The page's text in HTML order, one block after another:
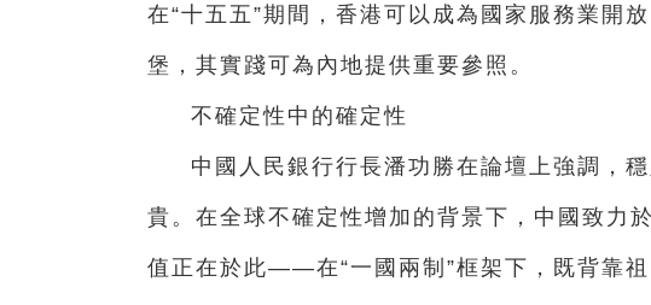
在“十五五”期間，香港可以成為國家服務業開
堡，其實踐可為內地提供重要參照。
不確定性中的確定性
中國人民銀行行長潘功勝在論壇上強調，
貴。在全球不確定性增加的背景下，中國致力
值正在於此——在“一國兩制”框架下，既背靠祖